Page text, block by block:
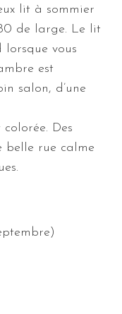
lit à sommier
de large. Le lit
lorsque vous
est
salon, d’une
Des
belle rue calme